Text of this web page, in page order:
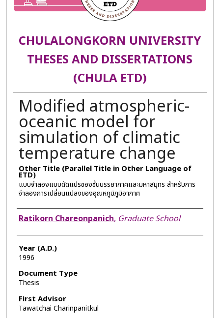
CHULALONGKORN UNIVERSITY
THESES AND DISSERTATIONS
(CHULA ETD)
Modified atmospheric-
oceanic model for
simulation of climatic
temperature change
Other Title (Parallel Title in Other Language of
ETD)
แบบจำลองแบบดัดแปรของชั้นบรรยากาศและมหาสมุทร สำหรับการ
จำลองการเปลี่ยนแปลงของอุณหภูมิภูมิอากาศ
Author
Ratikorn Chareonpanich, Graduate School
Year (A.D.)
1996
Document Type
Thesis
First Advisor
Tawatchai Charinpanitkul